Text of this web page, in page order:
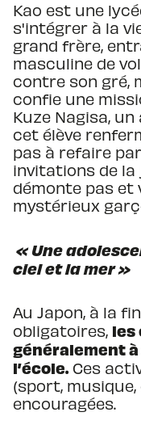
Kao est une
s'intégrer à la
grand frère,
masculine de
contre son gré,
confie une
Kuze Nagisa,
cet élève
pas à refaire
invitations de la
démonte pas et
mystérieux
« Une
ciel et la mer »
Au Japon, à la
obligatoires, les
généralement
l’école. Ces
(sport,
encouragées.